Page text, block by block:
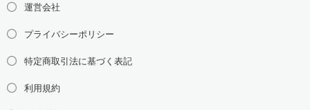
運営会社
プライバシーポリシー
特定商取引法に基づく表記
利用規約